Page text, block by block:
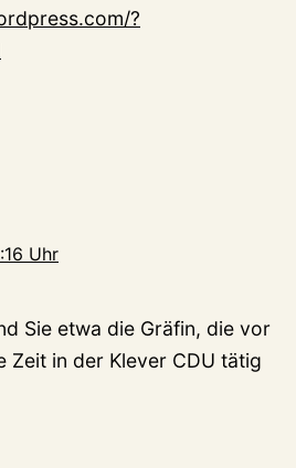
?
Uhr
Sie etwa die Gräfin, die vor
Zeit in der Klever CDU tätig